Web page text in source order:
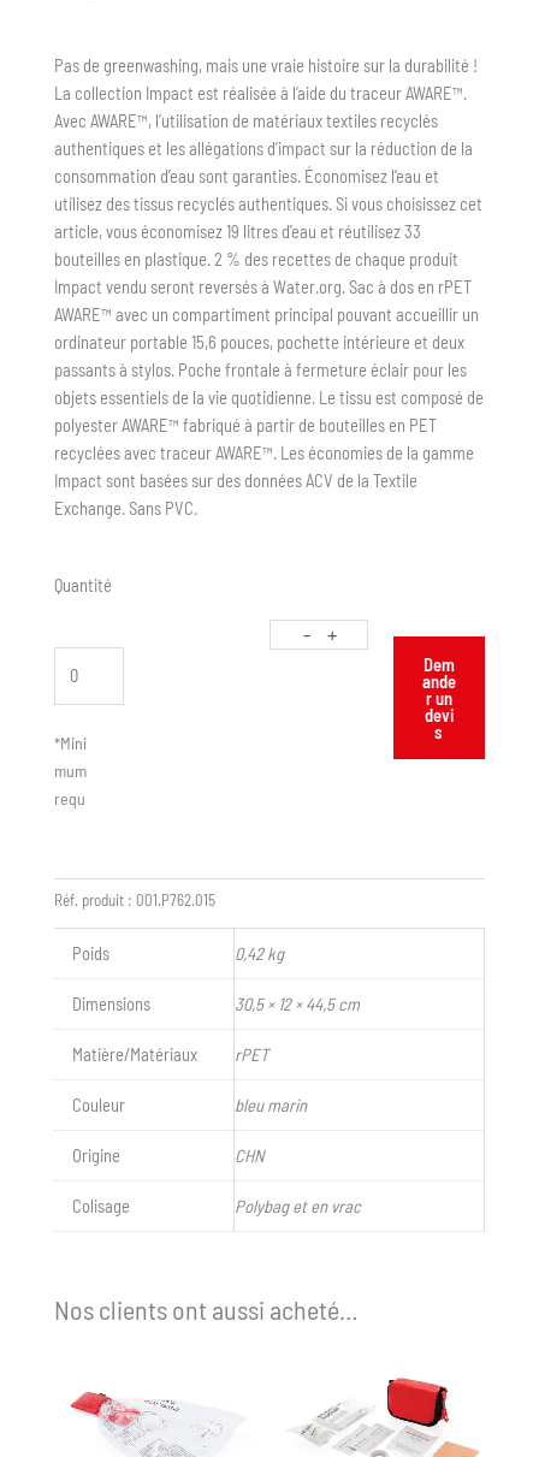
Pas de greenwashing, mais une vraie histoire sur la durabilité !
La collection Impact est réalisée à l’aide du traceur AWARE™.
Avec AWARE™, l’utilisation de matériaux textiles recyclés
authentiques et les allégations d’impact sur la réduction de la
consommation d’eau sont garanties. Économisez l’eau et
utilisez des tissus recyclés authentiques. Si vous choisissez cet
article, vous économisez 19 litres d’eau et réutilisez 33
bouteilles en plastique. 2 % des recettes de chaque produit
Impact vendu seront reversés à Water.org. Sac à dos en rPET
AWARE™ avec un compartiment principal pouvant accueillir un
ordinateur portable 15,6 pouces, pochette intérieure et deux
passants à stylos. Poche frontale à fermeture éclair pour les
objets essentiels de la vie quotidienne. Le tissu est composé de
polyester AWARE™ fabriqué à partir de bouteilles en PET
recyclées avec traceur AWARE™. Les économies de la gamme
Impact sont basées sur des données ACV de la Textile
Exchange. Sans PVC.
Quantité
*Mini
mum
requ
- +
Dem
ande
r un
devi
s
Réf. produit : 001.P762.015
Poids 0,42 kg
Dimensions 30,5 × 12 × 44,5 cm
Matière/Matériaux rPET
Couleur bleu marin
Origine CHN
Colisage Polybag et en vrac
Nos clients ont aussi acheté…